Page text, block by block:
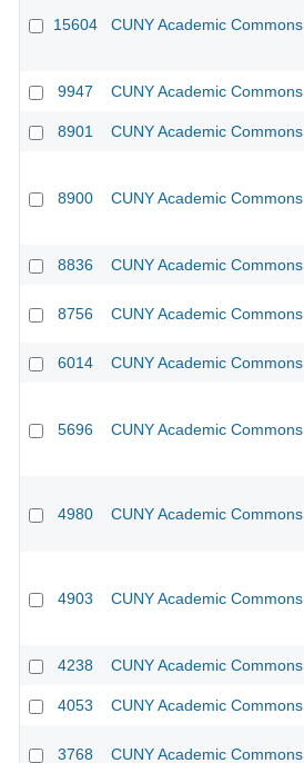
15604 CUNY Academic Commons
9947 CUNY Academic Commons
8901 CUNY Academic Commons
8900 CUNY Academic Commons
8836 CUNY Academic Commons
8756 CUNY Academic Commons
6014 CUNY Academic Commons
5696 CUNY Academic Commons
4980 CUNY Academic Commons
4903 CUNY Academic Commons
4238 CUNY Academic Commons
4053 CUNY Academic Commons
3768 CUNY Academic Commons